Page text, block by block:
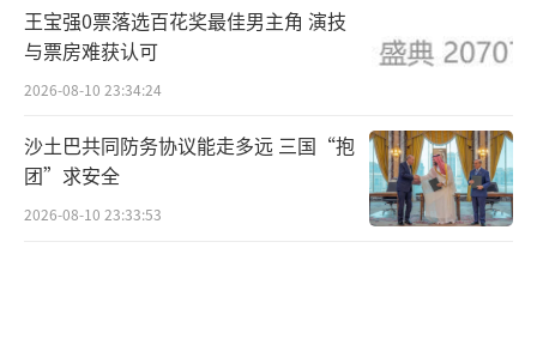
王宝强0票落选百花奖最佳男主角 演技
与票房难获认可
2026-08-10 23:34:24
沙土巴共同防务协议能走多远 三国“抱
团”求安全
2026-08-10 23:33:53